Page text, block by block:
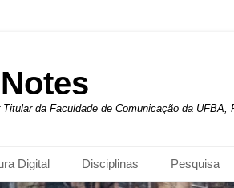
da Faculdade de Comunicação da UFBA,
Digital Disciplinas Pesquisa